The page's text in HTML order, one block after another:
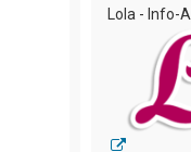
Lola - Info-